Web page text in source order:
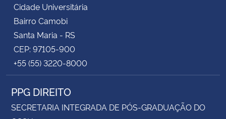
Cidade Universitária
Bairro Camobi
Santa Maria - RS
CEP: 97105-900
+55 (55) 3220-8000
PPG DIREITO
SECRETARIA INTEGRADA DE PÓS-GRADUAÇÃO DO